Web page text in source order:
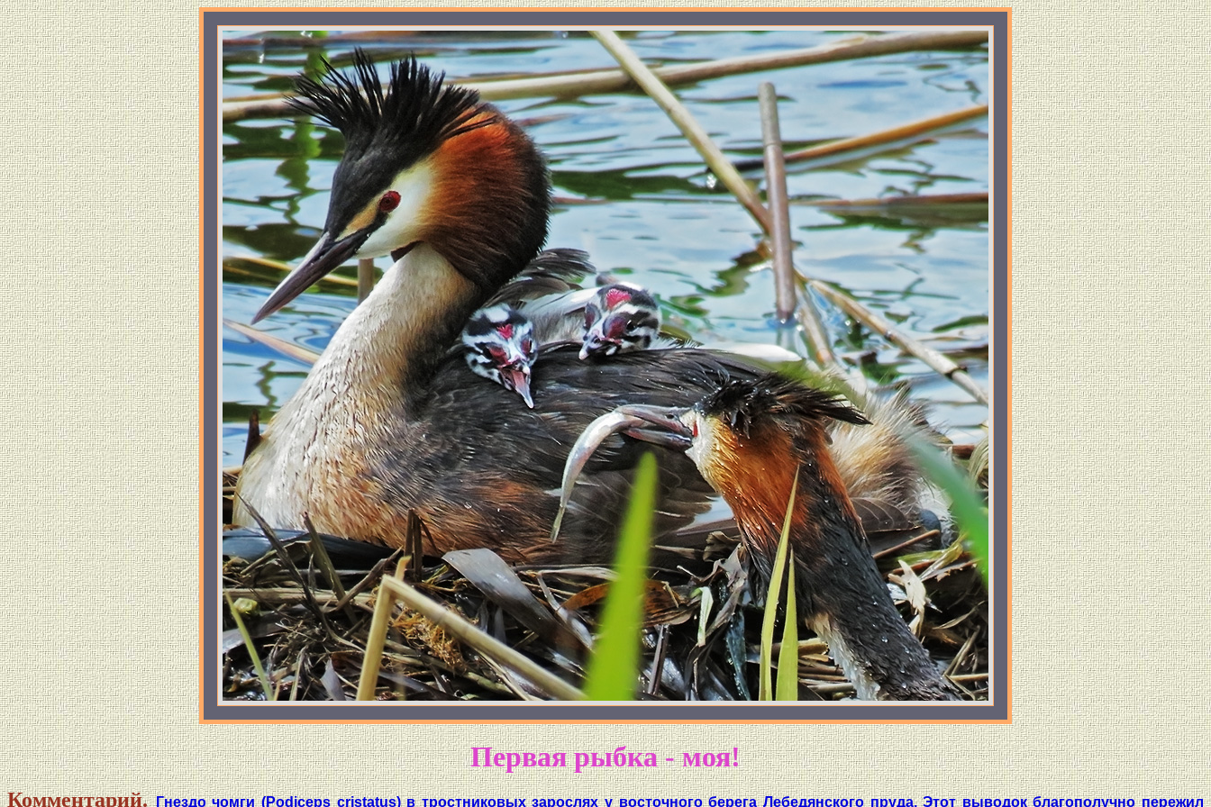
Первая рыбка - моя!
Комментарий.Гнездо чомги (Podiceps cristatus) в тростниковых зарослях у восточного берега Лебедянского пруда. Этот выводок благополучно пережил